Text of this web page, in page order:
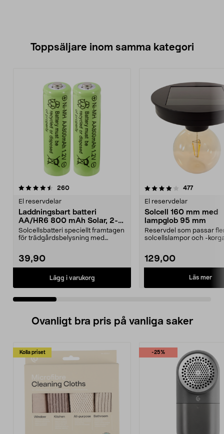
Toppsäljare inom samma kategori
260recensioner
El reservdelar
Laddningsbart batteri
AA/HR6 800 mAh Solar, 2-
pack
Solcellsbatteri speciellt framtagen
för trädgårdsbelysning med
39,90
Lägg i varukorg
4.0 av 5 stjärnor 477
El reservdelar
Solcell 160 mm med
lampglob 95 mm
Reservdel som passar
solcellslampor och -
129,00
Läs mer
4.5 av 5 stjärnor
Ovanligt bra pris på vanliga saker
Kolla priset -25%